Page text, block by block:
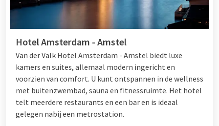
Hotel Amsterdam - Amstel
Van der Valk Hotel Amsterdam - Amstel biedt luxe
kamers en suites, allemaal modern ingericht en
voorzien van comfort. U kunt ontspannen in de wellness
met buitenzwembad, sauna en fitnessruimte. Het hotel
telt meerdere restaurants en een bar en is ideaal
gelegen nabij een metrostation.